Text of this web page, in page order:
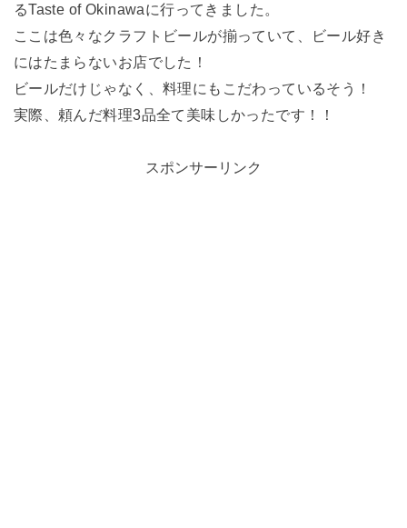
るTaste of Okinawaに行ってきました。
ここは色々なクラフトビールが揃っていて、ビール好き
にはたまらないお店でした！
ビールだけじゃなく、料理にもこだわっているそう！
実際、頼んだ料理3品全て美味しかったです！！
スポンサーリンク